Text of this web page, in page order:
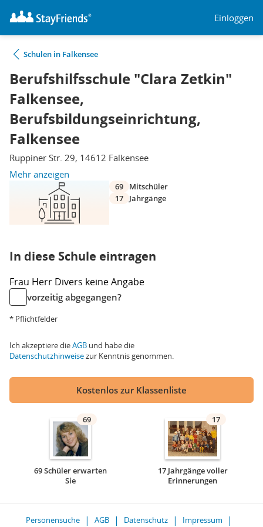
Einloggen
Schulen in Falkensee
Berufshilfsschule "Clara Zetkin"
Falkensee,
Berufsbildungseinrichtung,
Falkensee
Ruppiner Str. 29, 14612 Falkensee
Mehr anzeigen
69
Mitschüler
17
Jahrgänge
In diese Schule eintragen
Frau Herr Divers keine Angabe
vorzeitig abgegangen?
* Pflichtfelder
Ich akzeptiere dieAGB und habe die
Datenschutzhinweisezur Kenntnis genommen.
Kostenlos zur Klassenliste
69
69 Schüler erwarten
Sie
17
17 Jahrgänge voller
Erinnerungen
Personensuche AGB Datenschutz Impressum